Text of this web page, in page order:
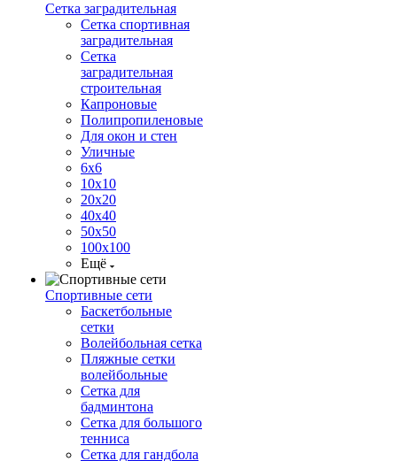
Сетка заградительная
Сетка спортивная
заградительная
Сетка
заградительная
строительная
Капроновые
Полипропиленовые
Для окон и стен
Уличные
6х6
10х10
20х20
40х40
50х50
100х100
Ещё
Спортивные сети
Баскетбольные
сетки
Волейбольная сетка
Пляжные сетки
волейбольные
Сетка для
бадминтона
Сетка для большого
тенниса
Сетка для гандбола